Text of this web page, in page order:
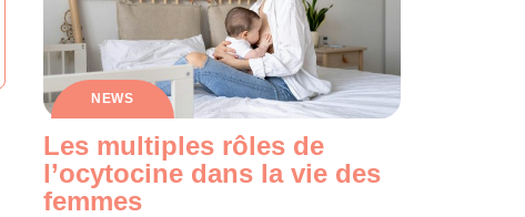
NEWS
Les multiples rôles de
l’ocytocine dans la vie des
femmes